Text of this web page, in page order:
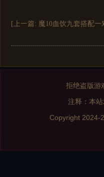
[上一篇: 魔10血饮九套搭配一
拒绝盗版游
注释：本
Copyright 2024-